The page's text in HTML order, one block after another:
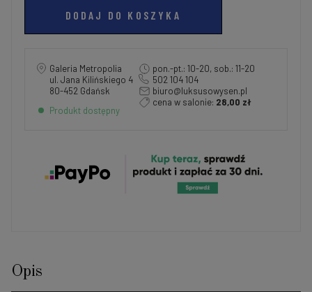
DODAJ DO KOSZYKA
Galeria Metropolia
ul. Jana Kilińskiego 4
80-452 Gdańsk
Produkt dostępny
pon.-pt.: 10-20, sob.: 11-20
502 104 104
biuro@luksusowysen.pl
cena w salonie: 28,00 zł
Opis